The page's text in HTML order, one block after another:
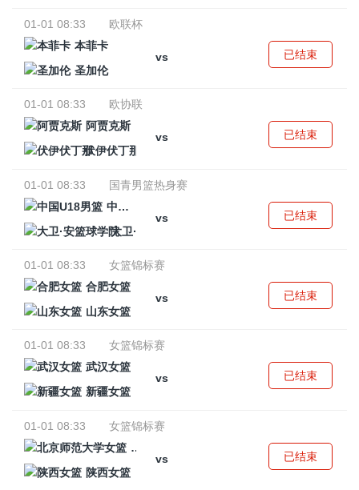
01-01 08:33
欧联杯
本菲卡
vs
圣加伦
已结束
01-01 08:33
欧协联
阿贾克斯
vs
伏伊伏丁那
已结束
01-01 08:33
国青男篮热身赛
中国U18男篮
vs
大卫·安篮球学院
已结束
01-01 08:33
女篮锦标赛
合肥女篮
vs
山东女篮
已结束
01-01 08:33
女篮锦标赛
武汉女篮
vs
新疆女篮
已结束
01-01 08:33
女篮锦标赛
北京师范大学女篮
vs
陕西女篮
已结束